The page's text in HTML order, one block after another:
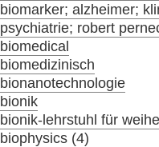
biomarker; alzheimer;
psychiatrie; robert
biomedical
biomedizinisch
bionanotechnologie
bionik
bionik-lehrstuhl für
biophysics (4)